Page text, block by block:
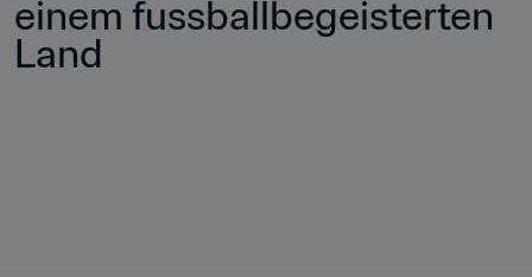
einem fussballbegeisterten
Land